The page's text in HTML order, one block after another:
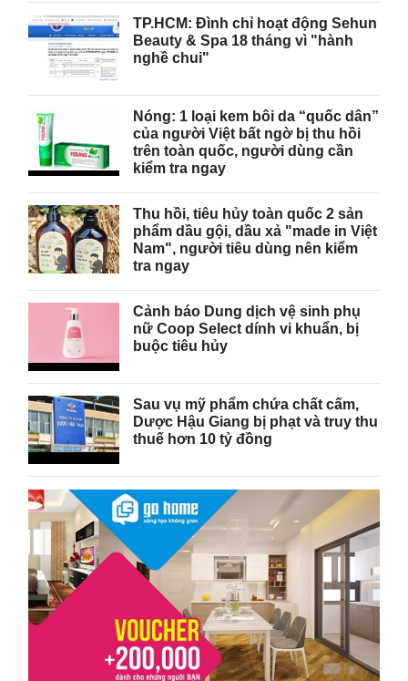
TP.HCM: Đình chỉ hoạt động Sehun
Beauty & Spa 18 tháng vì "hành
nghề chui"
Nóng: 1 loại kem bôi da “quốc dân”
của người Việt bất ngờ bị thu hồi
trên toàn quốc, người dùng cần
kiểm tra ngay
Thu hồi, tiêu hủy toàn quốc 2 sản
phẩm dầu gội, dầu xả "made in Việt
Nam", người tiêu dùng nên kiểm
tra ngay
Cảnh báo Dung dịch vệ sinh phụ
nữ Coop Select dính vi khuẩn, bị
buộc tiêu hủy
Sau vụ mỹ phẩm chứa chất cấm,
Dược Hậu Giang bị phạt và truy thu
thuế hơn 10 tỷ đồng